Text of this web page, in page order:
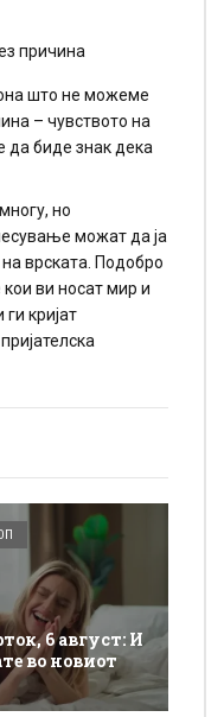
6 август: И
во новиот
причина
што не можеме
– чувството на
да биде знак дека
но
можат да ја
врската. Подобро
ви носат мир и
кријат